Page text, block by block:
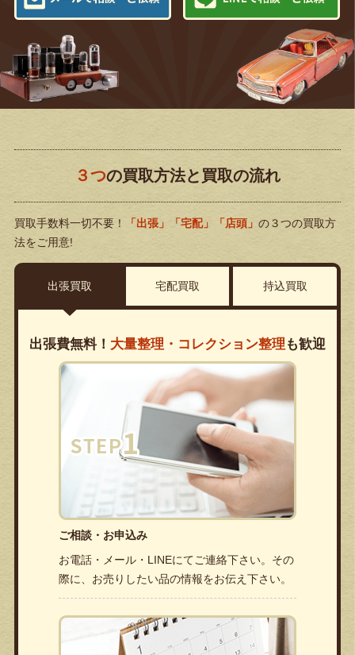
３つの買取方法と買取の流れ
買取手数料一切不要！ 「出張」「宅配」「店頭」 の３つの買取方
法をご用意!
出張買取 宅配買取 持込買取
出張費無料！ 大量整理・コレクション整理 も歓迎
ご相談・お申込み
お電話・メール・LINEにてご連絡下さい。その
際に、お売りしたい品の情報をお伝え下さい。